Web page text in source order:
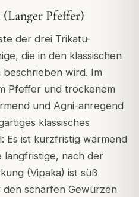
Pfeffer)
der drei Trikatu-
die in den klassischen
beschrieben wird. Im
Pfeffer und trockenem
und Agni-anregend
klassisches
Es ist kurzfristig wärmend
langfristige, nach der
(Vipaka) ist süß
scharfen Gewürzen